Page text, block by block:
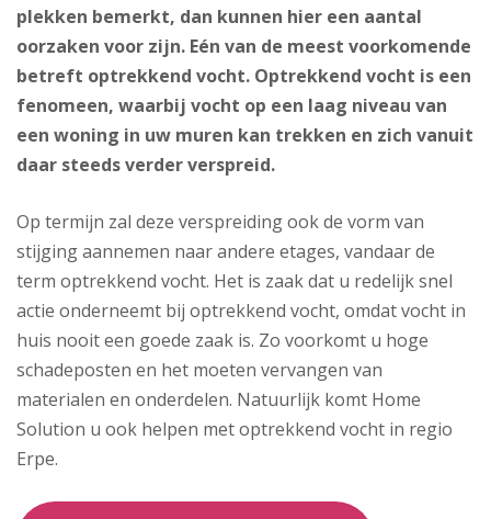
plekken bemerkt, dan kunnen hier een aantal
oorzaken voor zijn. Eén van de meest voorkomende
betreft optrekkend vocht. Optrekkend vocht is een
fenomeen, waarbij vocht op een laag niveau van
een woning in uw muren kan trekken en zich vanuit
daar steeds verder verspreid.
Op termijn zal deze verspreiding ook de vorm van
stijging aannemen naar andere etages, vandaar de
term optrekkend vocht. Het is zaak dat u redelijk snel
actie onderneemt bij optrekkend vocht, omdat vocht in
huis nooit een goede zaak is. Zo voorkomt u hoge
schadeposten en het moeten vervangen van
materialen en onderdelen. Natuurlijk komt Home
Solution u ook helpen met optrekkend vocht in regio
Erpe.